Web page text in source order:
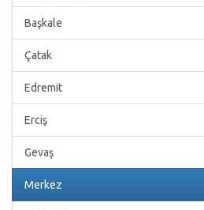
Başkale
Çatak
Edremit
Erciş
Gevaş
Merkez